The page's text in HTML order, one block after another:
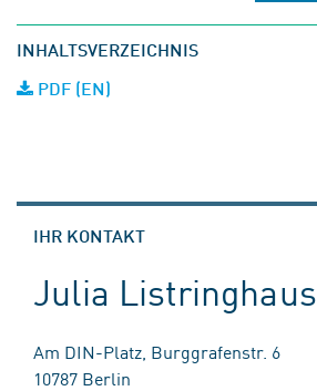
INHALTSVERZEICHNIS
PDF (EN)
IHR KONTAKT
Julia Listringhaus
Am DIN-Platz, Burggrafenstr. 6
10787 Berlin